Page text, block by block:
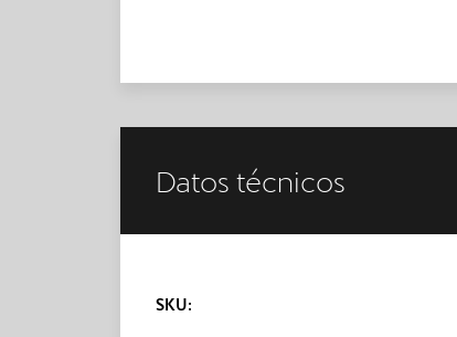
Datos técnicos
SKU: